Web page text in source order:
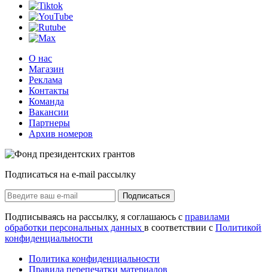
О нас
Магазин
Реклама
Контакты
Команда
Вакансии
Партнеры
Архив номеров
Подписаться на e-mail рассылку
Подписаться
Подписываясь на рассылку, я соглашаюсь с правилами
обработки персональных данных в соответствии с Политикой
конфиденциальности
Политика конфиденциальности
Правила перепечатки материалов